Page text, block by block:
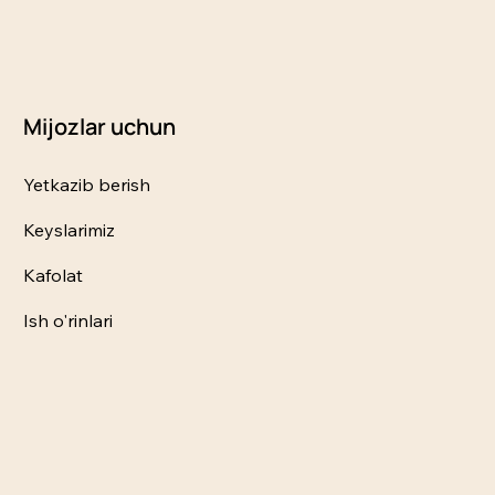
Mijozlar uchun
Yetkazib berish
Keyslarimiz
Kafolat
Ish o'rinlari